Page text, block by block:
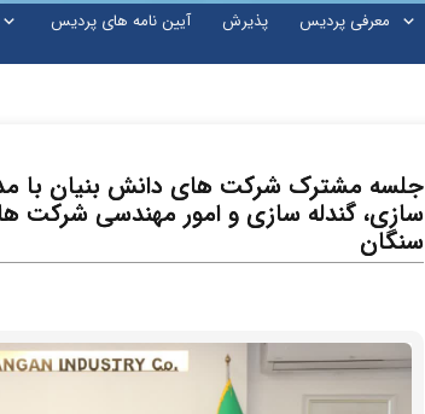
آیین نامه های پردیس پذیرش معرفی پردیس
جلسه مشترک شرکت های دانش بنیان با
سازی، گندله سازی و امور مهندسی شرکت
سنگان